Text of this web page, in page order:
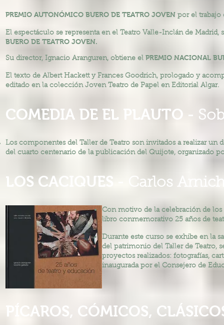
PREMIO AUTONÓMICO BUERO DE TEATRO JOVEN por el trabajo
El espectáculo se representa en el Teatro Valle-Inclán de
BUERO DE TEATRO JOVEN.
Su director, Ignacio Aranguren, obtiene el PREMIO NACIONAL
El texto de Albert Hackett y Frances Goodrich, prologado y
editado en la colección Joven Teatro de Papel en Editorial Algar.
COMEDIA DE EL PLAUTO -
Los componentes del Taller de Teatro son invitados a realizar
del cuarto centenario de la publicación del Quijote, organizado
LOS CACIQUES - Carlos
Con motivo de la celebración de los
libro conmemorativo 25 años de
Durante este curso se exhibe en la
del patrimonio del Taller de Teatro,
proyectos realizados: fotografías,
inaugurada por el Consejero de
PÍCAROS, CÓMICOS,